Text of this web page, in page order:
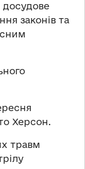
досудове
законів та
Херсон.
травм